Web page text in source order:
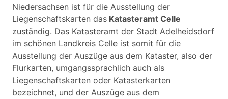
Niedersachsen ist für die Ausstellung der
Liegenschaftskarten das Katasteramt Celle
zuständig. Das Katasteramt der Stadt Adelheidsdorf
im schönen Landkreis Celle ist somit für die
Ausstellung der Auszüge aus dem Kataster, also der
Flurkarten, umgangssprachlich auch als
Liegenschaftskarten oder Katasterkarten
bezeichnet, und der Auszüge aus dem